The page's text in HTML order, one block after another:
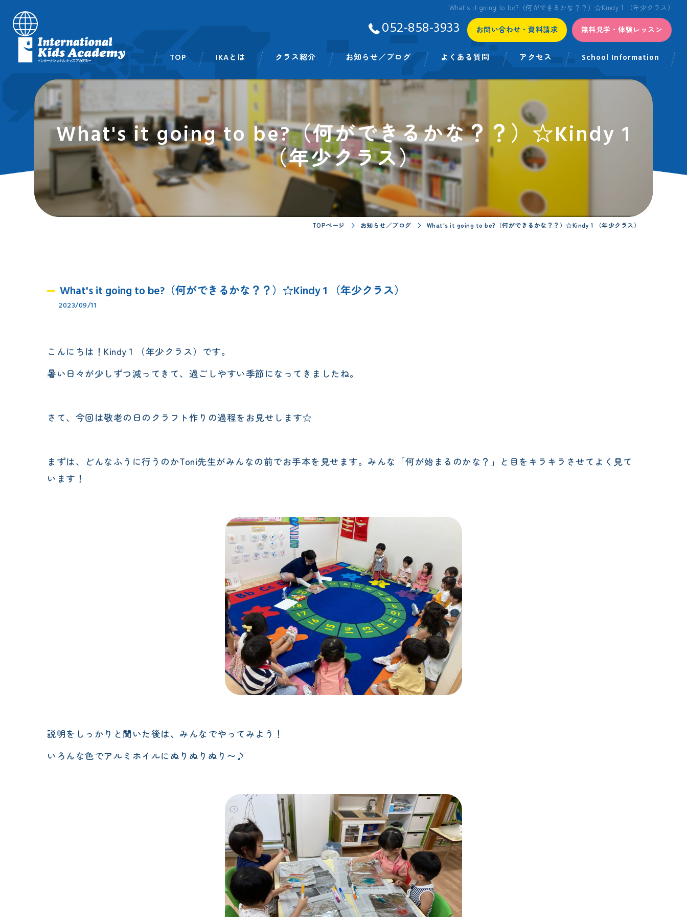
What's it going to be?（何ができるかな？？）☆Kindy 1 （年少クラス）
052-858-3933 お問い合わせ・資料請求 無料見学・体験レッスン
TOP IKAとは
スタッフ
クラス紹介
ベビークラス
スモールキッズクラス
プリスクールクラス
キンディクラス
イングリッシュタイム
ビッグキッズイングリッシュタイム
お知らせ／ブログ よくある質問 アクセス School Information
What's it going to be?（何ができるかな？？）☆Kindy 1
（年少クラス）
TOPページ お知らせ／ブログ What's it going to be?（何ができるかな？？）☆Kindy 1 （年少クラス）
What's it going to be?（何ができるかな？？）☆Kindy 1 （年少クラス）
2023/09/11
こんにちは！Kindy 1 （年少クラス）です。
暑い日々が少しずつ減ってきて、過ごしやすい季節になってきましたね。
さて、今回は敬老の日のクラフト作りの過程をお見せします☆
まずは、どんなふうに行うのかToni先生がみんなの前でお手本を見せます。みんな「何が始まるのかな？」と目をキラキラさせてよく見て
います！
説明をしっかりと聞いた後は、みんなでやってみよう！
いろんな色でアルミホイルにぬりぬりぬり〜♪